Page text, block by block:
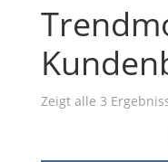
Zeigt alle 3